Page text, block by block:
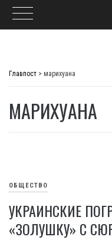
Главпост > марихуана
МАРИХУАНА
ОБЩЕСТВО
УКРАИНСКИЕ
«ЗОЛУШКУ» С